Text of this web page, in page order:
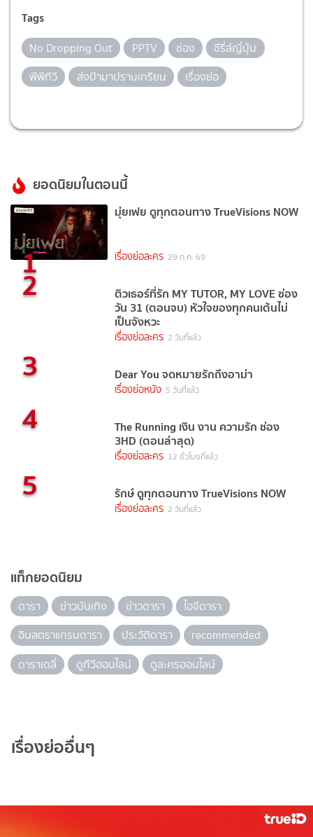
Tags
No Dropping Out PPTV ช่อง
ซีรี่ส์ญี่ปุ่น
พีพีทีวี
ส่งป้ามาปราบเกรียน เรื่องย่อ
ยอดนิยมในตอนนี้
1
มุ่ยเฟย ดูทุกตอนทาง TrueVisions NOW
เรื่องย่อละคร 29 ก.ค. 69
2 ติวเธอร์ที่รัก MY TUTOR, MY LOVE ช่อง
วัน 31 (ตอนจบ) หัวใจของทุกคนเต้นไม่
เป็นจังหวะ
เรื่องย่อละคร 2 วันที่แล้ว
3 Dear You จดหมายรักถึงอาม่า
เรื่องย่อหนัง 5 วันที่แล้ว
4 The Running เงิน งาน ความรัก ช่อง
3HD (ตอนล่าสุด)
เรื่องย่อละคร 12 ชั่วโมงที่แล้ว
5 รักษ์ ดูทุกตอนทาง TrueVisions NOW
เรื่องย่อละคร 2 วันที่แล้ว
แท็กยอดนิยม
ดารา ข่าวบันเทิง ข่าวดารา
ไอจีดารา
อินสตราแกรมดารา
ประวัติดารา
recommended
ดาราเดลี่
ดูทีวีออนไลน์ ดูละครออนไลน์
เรื่องย่ออื่นๆ